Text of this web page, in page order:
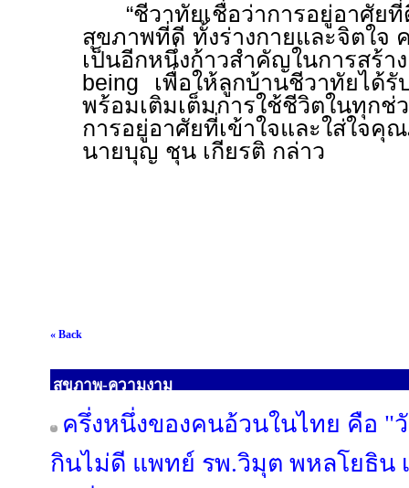
“ชีวาทัยเชื่อว่าการอยู่อา
สุขภาพที่ดี ทั้งร่างกายและจิตใจ
เป็นอีกหนึ่งก้าวสำคัญในการสร้
being เพื่อให้ลูกบ้านชีวาทัยได้
พร้อมเติมเต็มการใช้ชีวิตในทุ
การอยู่อาศัยที่เข้าใจและใส่ใจคุ
นายบุญ ชุน เกียรติ กล่าว
« Back
สุขภาพ-ความงาม
ครึ่งหนึ่งของคนอ้วนในไทย คือ "
กินไม่ดี แพทย์ รพ.วิมุต พหลโยธิน